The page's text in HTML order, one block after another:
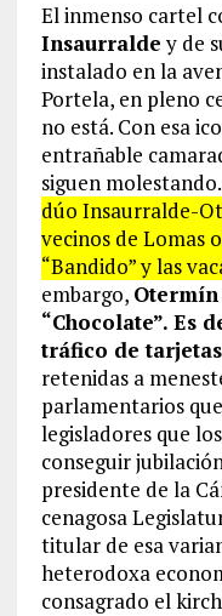
El inmenso cartel
Insaurraldey de
instalado en la
Portela, en pleno
no está. Con esa
entrañable
siguen
dúo Insaurralde-
vecinos de Lomas
“Bandido” y las
embargo,
“Chocolate”. Es
tráfico de
retenidas a
parlamentarios
legisladores que
conseguir
presidente de la
cenagosa
titular de esa
heterodoxa
consagrado el